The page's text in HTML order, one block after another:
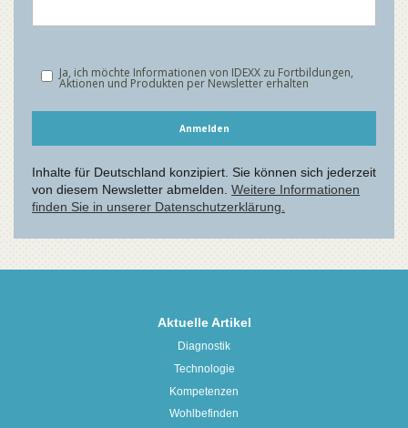
Aktuelle Artikel
Diagnostik
Technologie
Kompetenzen
Wohlbefinden